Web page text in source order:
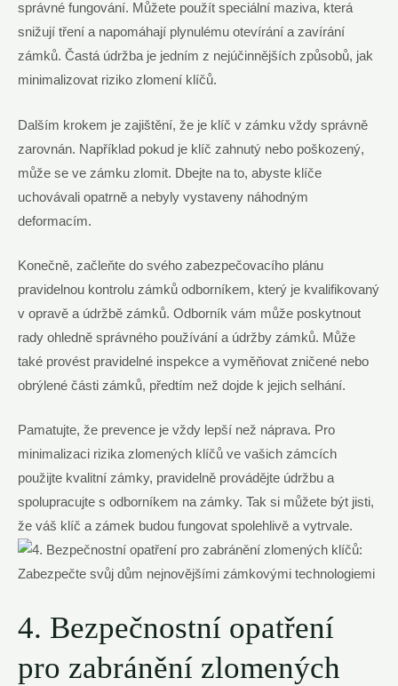
správné fungování. Můžete použít speciální maziva, která
snižují tření a napomáhají plynulému otevírání a zavírání⁣
zámků. Častá údržba je jedním z‍ nejúčinnějších způsobů, jak
‍minimalizovat ‌riziko zlomení klíčů.
Dalším krokem je zajištění, že je klíč v zámku⁤ vždy správně
zarovnán. Například ⁣pokud je klíč zahnutý ​nebo poškozený,
může ⁤se ve zámku zlomit. Dbejte na to, abyste klíče
uchovávali opatrně a nebyly vystaveny náhodným‍
deformacím.
Konečně, začleňte do svého zabezpečovacího plánu
pravidelnou kontrolu zámků odborníkem, ‌který je kvalifikovaný
v opravě a údržbě zámků. Odborník vám může poskytnout
rady ohledně‍ správného používání⁢ a údržby zámků. Může
také provést pravidelné⁤ inspekce⁤ a vyměňovat zničené⁢ nebo
obrýlené části zámků, předtím než dojde k jejich selhání.
Pamatujte, že prevence je vždy lepší než ⁣náprava. Pro
minimalizaci rizika zlomených klíčů ve vašich zámcích
použijte kvalitní zámky, ⁤pravidelně provádějte údržbu a
spolupracujte s odborníkem na zámky. Tak si můžete být jisti,
že‍ váš klíč a zámek budou fungovat spolehlivě a vytrvale.
4.​ Bezpečnostní opatření
⁢pro ⁤zabránění zlomených​